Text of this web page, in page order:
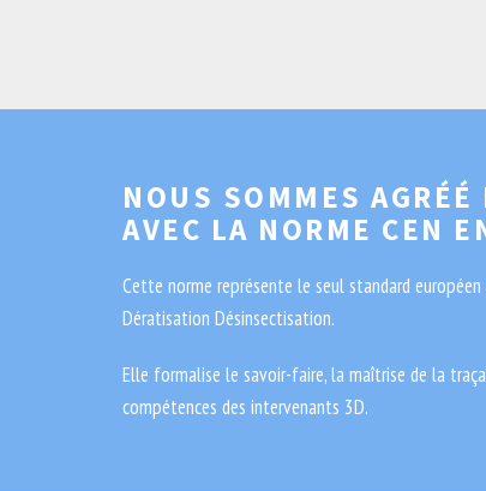
NOUS SOMMES
AVEC LA NORME CEN
Cette norme représente le seul standard
Dératisation Désinsectisation.
Elle formalise le savoir-faire, la maîtrise de la
compétences des intervenants 3D.